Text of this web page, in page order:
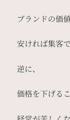
ブランドの価
安ければ集客
逆に、
価格を下げる